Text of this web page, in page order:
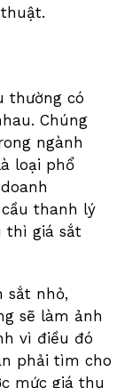
thường có
Chúng
ngành
loại phổ
thanh lý
thì giá sắt
sắt nhỏ,
sẽ làm ảnh
vì điều đó
phải tìm cho
mức giá thu